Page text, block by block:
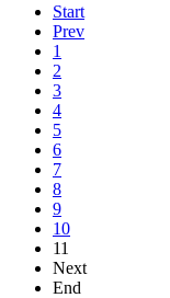
Start
Prev
1
2
3
4
5
6
7
8
9
10
11
Next
End